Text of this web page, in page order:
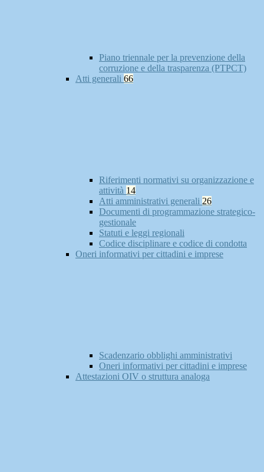
Piano triennale per la prevenzione della
corruzione e della trasparenza (PTPCT)
Atti generali 66
Riferimenti normativi su organizzazione e
attività 14
Atti amministrativi generali 26
Documenti di programmazione strategico-
gestionale
Statuti e leggi regionali
Codice disciplinare e codice di condotta
Oneri informativi per cittadini e imprese
Scadenzario obblighi amministrativi
Oneri informativi per cittadini e imprese
Attestazioni OIV o struttura analoga